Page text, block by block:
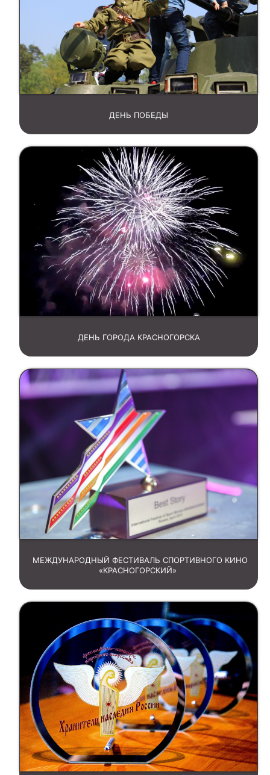
ДЕНЬ ПОБЕДЫ
ДЕНЬ ГОРОДА КРАСНОГОРСКА
МЕЖДУНАРОДНЫЙ ФЕСТИВАЛЬ СПОРТИВНОГО КИНО
«КРАСНОГОРСКИЙ»